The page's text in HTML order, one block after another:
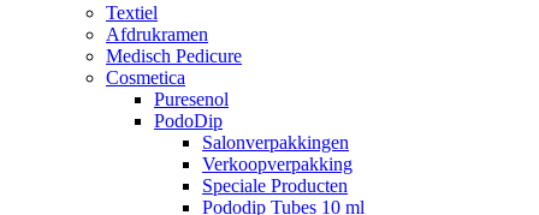
Textiel
Afdrukramen
Medisch Pedicure
Cosmetica
Puresenol
PodoDip
Salonverpakkingen
Verkoopverpakking
Speciale Producten
Pododip Tubes 10 ml